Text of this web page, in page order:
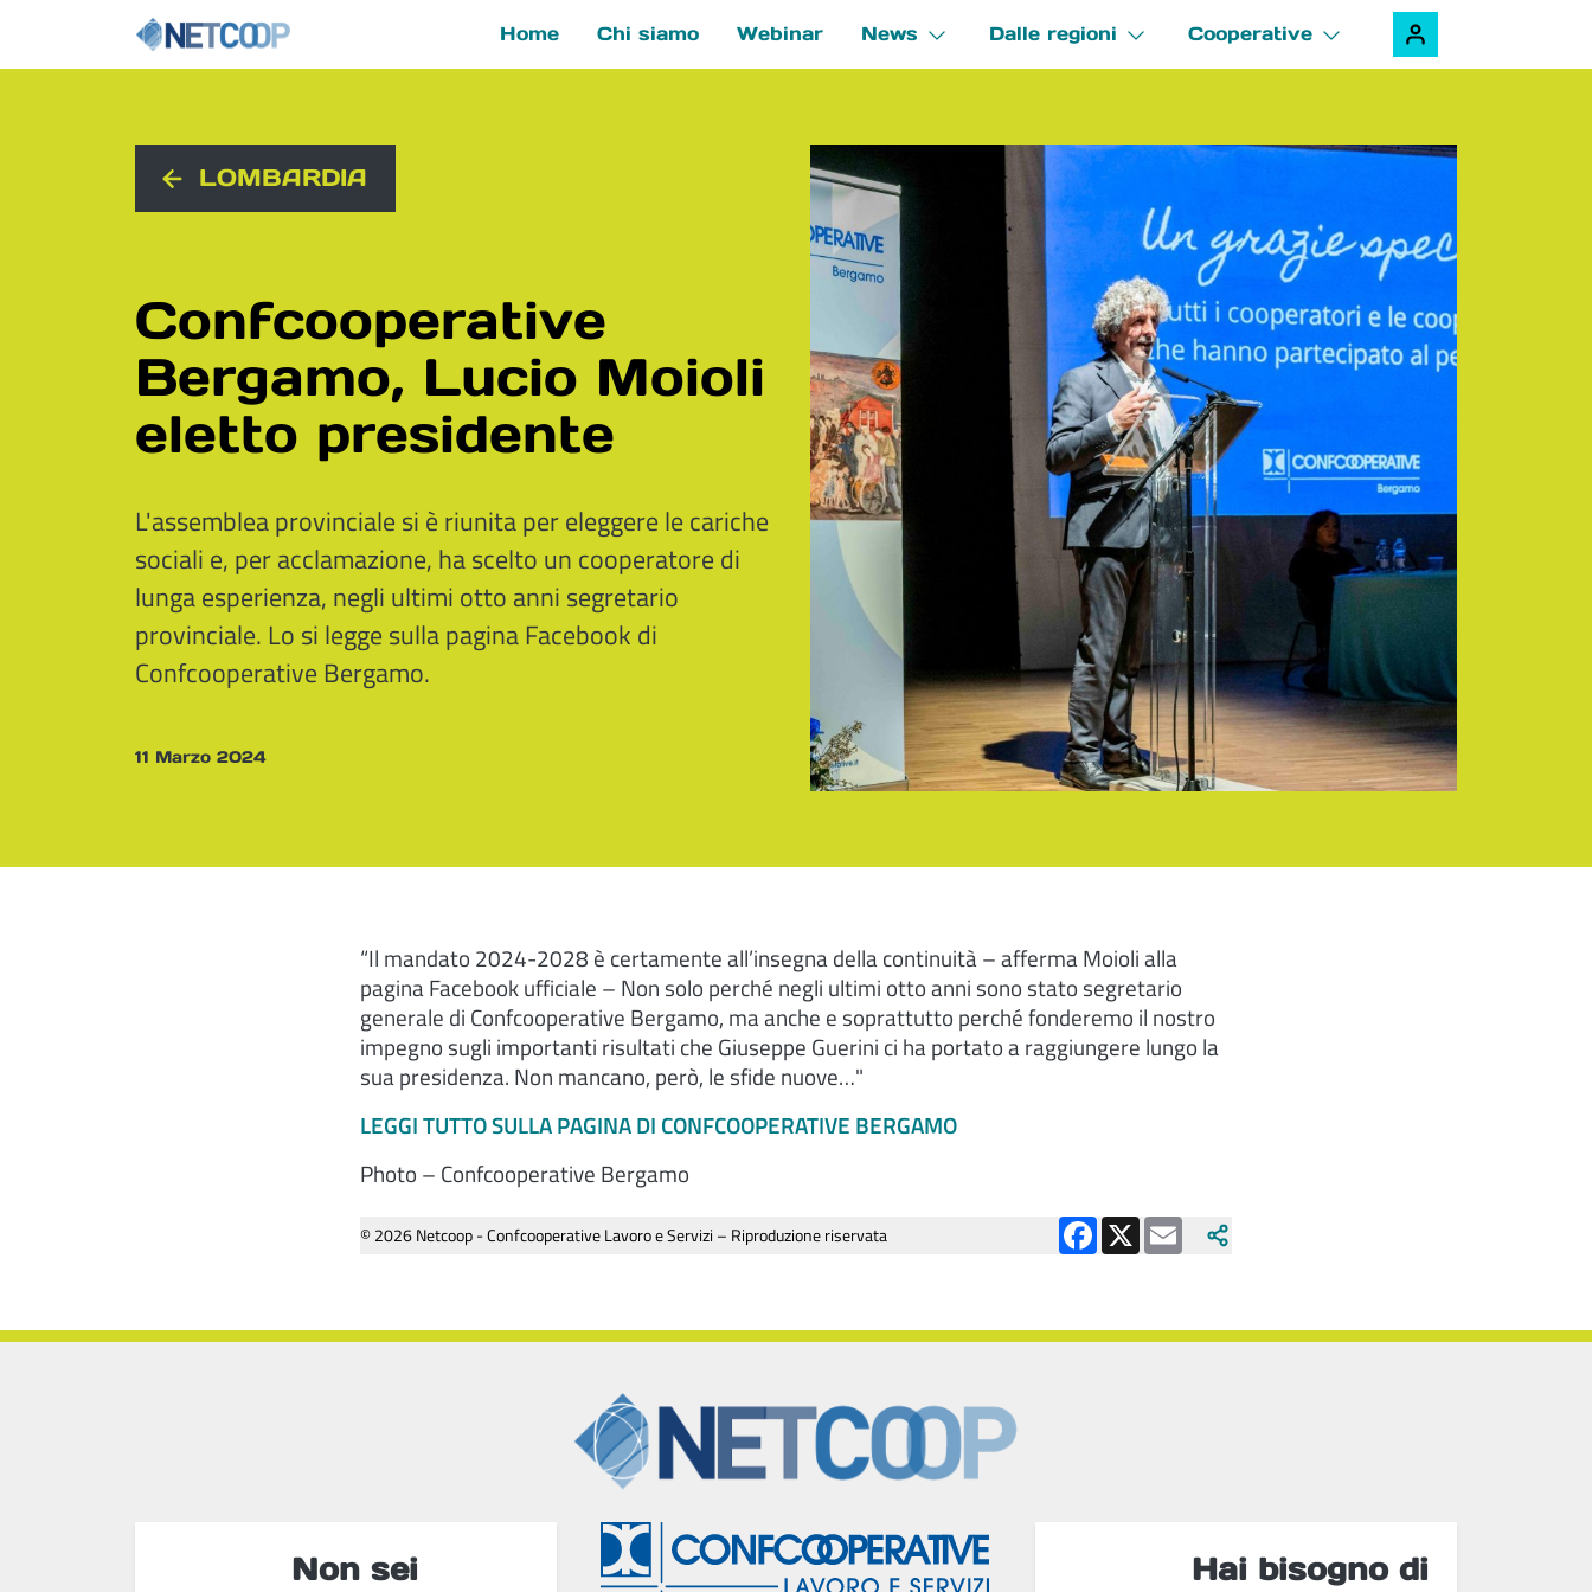
Navigazione principale
Home Chi siamo Webinar News Dalle regioni Cooperative
LOMBARDIA
Confcooperative
Bergamo, Lucio Moioli
eletto presidente
L'assemblea provinciale si è riunita per eleggere le cariche
sociali e, per acclamazione, ha scelto un cooperatore di
lunga esperienza, negli ultimi otto anni segretario
provinciale. Lo si legge sulla pagina Facebook di
Confcooperative Bergamo.
11 Marzo 2024
“Il mandato 2024-2028 è certamente all’insegna della continuità – afferma Moioli alla
pagina Facebook ufficiale – Non solo perché negli ultimi otto anni sono stato segretario
generale di Confcooperative Bergamo, ma anche e soprattutto perché fonderemo il nostro
impegno sugli importanti risultati che Giuseppe Guerini ci ha portato a raggiungere lungo la
sua presidenza. Non mancano, però, le sfide nuove…"
LEGGI TUTTO SULLA PAGINA DI CONFCOOPERATIVE BERGAMO
Photo – Confcooperative Bergamo
© 2026 Netcoop - Confcooperative Lavoro e Servizi – Riproduzione riservata Facebook
X Email
Non sei
Hai bisogno di